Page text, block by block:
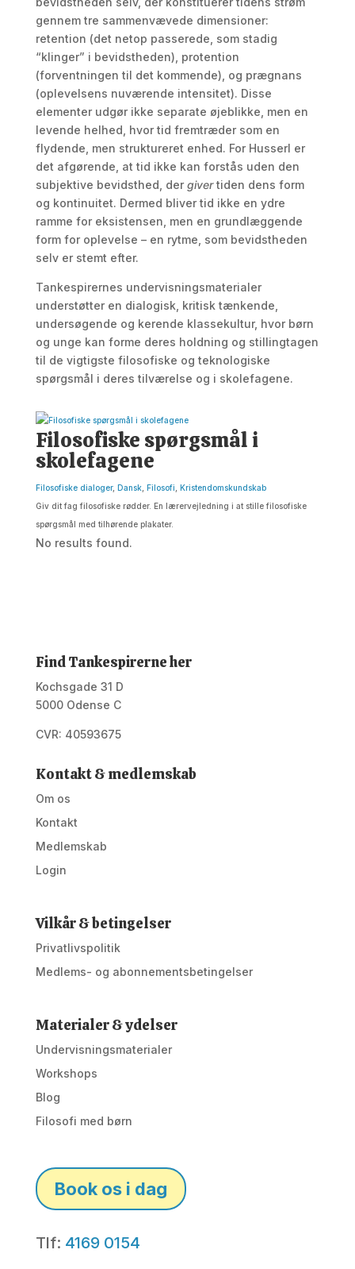
gennem tre sammenvævede dimensioner:
retention (det netop passerede, som stadig
“klinger” i bevidstheden), protention
(forventningen til det kommende), og prægnans
(oplevelsens nuværende intensitet). Disse
elementer udgør ikke separate øjeblikke, men en
levende helhed, hvor tid fremtræder som en
flydende, men struktureret enhed. For Husserl er
det afgørende, at tid ikke kan forstås uden den
subjektive bevidsthed, der givertiden dens form
og kontinuitet. Dermed bliver tid ikke en ydre
ramme for eksistensen, men en grundlæggende
form for oplevelse – en rytme, som bevidstheden
selv er stemt efter.
Tankespirernes undervisningsmaterialer
understøtter en dialogisk, kritisk tænkende,
undersøgende og kerende klassekultur, hvor børn
og unge kan forme deres holdning og stillingtagen
til de vigtigste filosofiske og teknologiske
spørgsmål i deres tilværelse og i skolefagene.
Filosofiske spørgsmål i
skolefagene
Filosofiske dialoger, Dansk, Filosofi Kristendomskundskab
Giv dit fag filosofiske rødder. En lærervejledning i at stille filosofiske
spørgsmål med tilhørende plakater.
No results found.
Find Tankespirerne her
Kochsgade 31 D
5000 Odense C
CVR: 40593675
Kontakt & medlemskab
Om os
Kontakt
Medlemskab
Login
Vilkår & betingelser
Privatlivspolitik
Medlems- og abonnementsbetingelser
Materialer & ydelser
Undervisningsmaterialer
Workshops
Blog
Filosofi med børn
Book os i dag
Tlf: 4169 0154